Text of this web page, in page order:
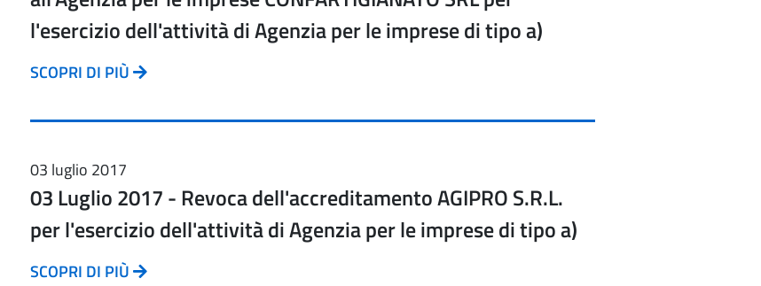
l'esercizio dell'attività di Agenzia per le imprese di tipo a)
SCOPRI DI PIÙ
03 luglio 2017
03 Luglio 2017 - Revoca dell'accreditamento AGIPRO S.R.L.
per l'esercizio dell'attività di Agenzia per le imprese di tipo a)
SCOPRI DI PIÙ